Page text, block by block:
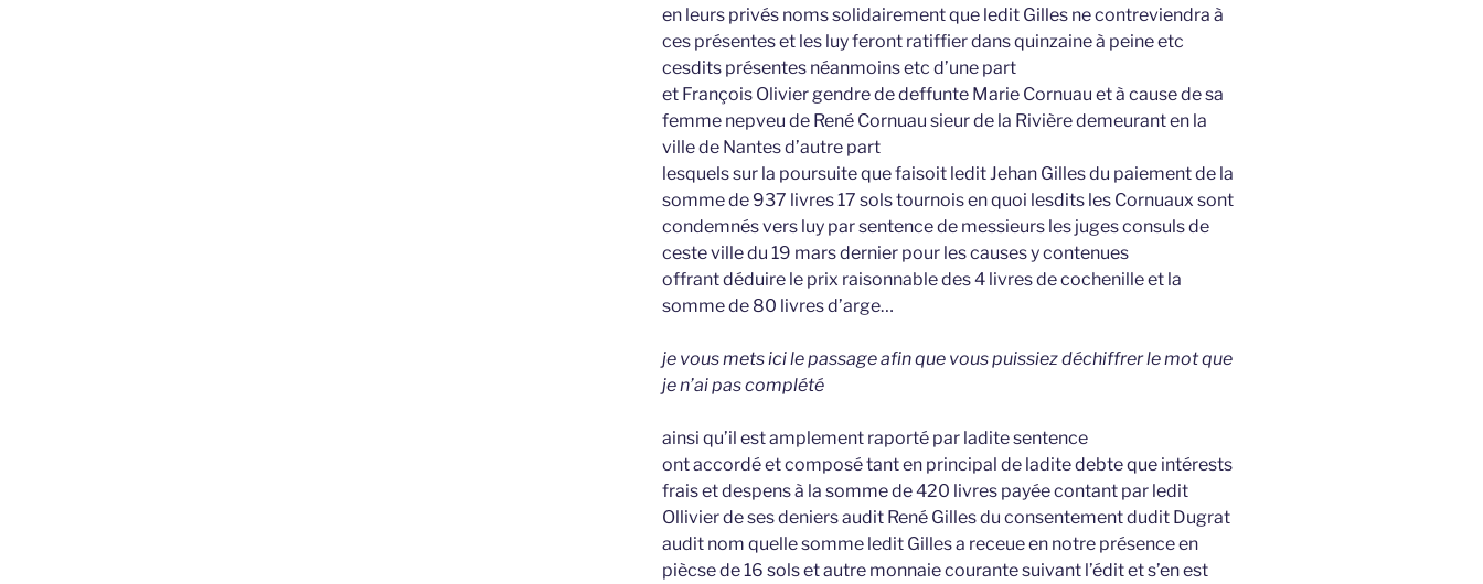
en leurs privés noms solidairement que ledit Gilles ne contreviendra à
ces présentes et les luy feront ratiffier dans quinzaine à peine etc
cesdits présentes néanmoins etc d’une part
et François Olivier gendre de deffunte Marie Cornuau et à cause de sa
femme nepveu de René Cornuau sieur de la Rivière demeurant en la
ville de Nantes d’autre part
lesquels sur la poursuite que faisoit ledit Jehan Gilles du paiement de la
somme de 937 livres 17 sols tournois en quoi lesdits les Cornuaux sont
condemnés vers luy par sentence de messieurs les juges consuls de
ceste ville du 19 mars dernier pour les causes y contenues
offrant déduire le prix raisonnable des 4 livres de cochenille et la
somme de 80 livres d’arge…
je vous mets ici le passage afin que vous puissiez déchiffrer le mot que
je n’ai pas complété
ainsi qu’il est amplement raporté par ladite sentence
ont accordé et composé tant en principal de ladite debte que intérests
frais et despens à la somme de 420 livres payée contant par ledit
Ollivier de ses deniers audit René Gilles du consentement dudit Dugrat
audit nom quelle somme ledit Gilles a receue en notre présence en
piècse de 16 sols et autre monnaie courante suivant l’édit et s’en est